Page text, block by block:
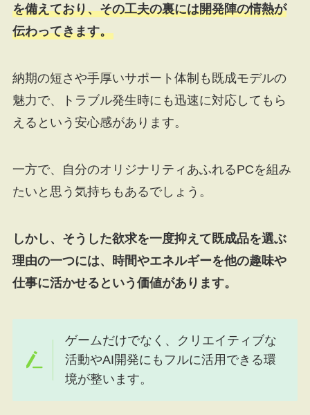
を備えており、その工夫の裏には開発陣の情熱が
伝わってきます。
納期の短さや手厚いサポート体制も既成モデルの
魅力で、トラブル発生時にも迅速に対応してもら
えるという安心感があります。
一方で、自分のオリジナリティあふれるPCを組み
たいと思う気持ちもあるでしょう。
しかし、そうした欲求を一度抑えて既成品を選ぶ
理由の一つには、時間やエネルギーを他の趣味や
仕事に活かせるという価値があります。
ゲームだけでなく、クリエイティブな
活動やAI開発にもフルに活用できる環
境が整います。